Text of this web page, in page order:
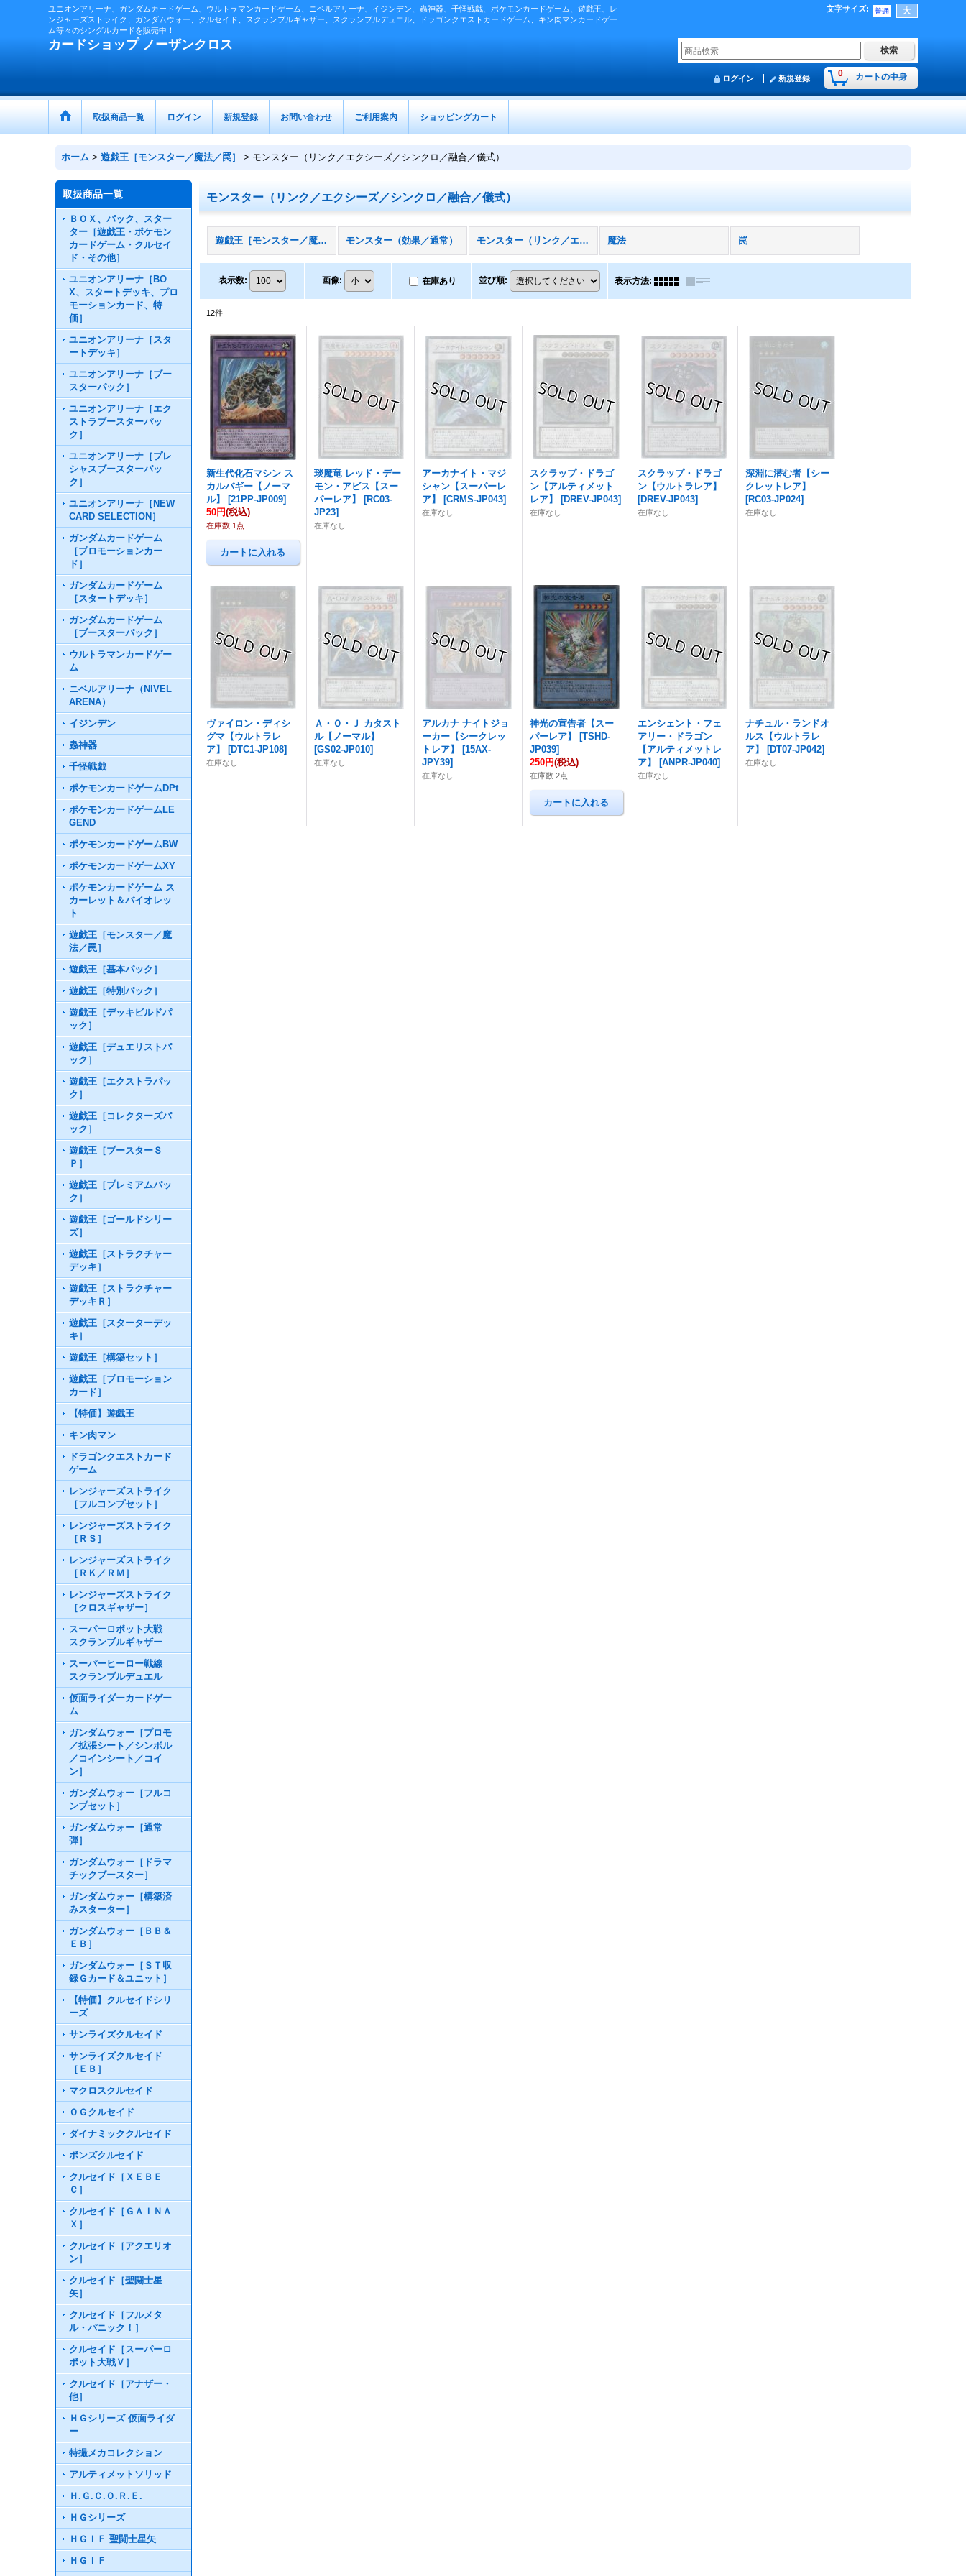
ユニオンアリーナ、ガンダムカードゲーム、ウルトラマンカードゲーム、ニベルアリーナ、イジンデン、蟲神器、千怪戦戯、ポケモンカードゲーム、遊戯王、レ
ンジャーズストライク、ガンダムウォー、クルセイド、スクランブルギャザー、スクランブルデュエル、ドラゴンクエストカードゲーム、キン肉マンカードゲー
ム等々のシングルカードを販売中！
文字サイズ:
カードショップ ノーザンクロス
0 カートの中身
ログイン 新規登録
取扱商品一覧 ログイン 新規登録 お問い合わせ ご利用案内 ショッピングカート
ホーム > 遊戯王［モンスター／魔法／罠］ > モンスター（リンク／エクシーズ／シンクロ／融合／儀式）
取扱商品一覧
ＢＯＸ、パック、スター
ター［遊戯王・ポケモン
カードゲーム・クルセイ
ド・その他］
ユニオンアリーナ［BO
X、スタートデッキ、プロ
モーションカード、特
価］
ユニオンアリーナ［スタ
ートデッキ］
ユニオンアリーナ［ブー
スターパック］
ユニオンアリーナ［エク
ストラブースターパッ
ク］
ユニオンアリーナ［プレ
シャスブースターパッ
ク］
ユニオンアリーナ［NEW
CARD SELECTION］
ガンダムカードゲーム
［プロモーションカー
ド］
ガンダムカードゲーム
［スタートデッキ］
ガンダムカードゲーム
［ブースターパック］
ウルトラマンカードゲー
ム
ニベルアリーナ（NIVEL
ARENA）
イジンデン
蟲神器
千怪戦戯
ポケモンカードゲームDPt
ポケモンカードゲームLE
GEND
ポケモンカードゲームBW
ポケモンカードゲームXY
ポケモンカードゲーム ス
カーレット＆バイオレッ
ト
遊戯王［モンスター／魔
法／罠］
遊戯王［基本パック］
遊戯王［特別パック］
遊戯王［デッキビルドパ
ック］
遊戯王［デュエリストパ
ック］
遊戯王［エクストラパッ
ク］
遊戯王［コレクターズパ
ック］
遊戯王［ブースターＳ
Ｐ］
遊戯王［プレミアムパッ
ク］
遊戯王［ゴールドシリー
ズ］
遊戯王［ストラクチャー
デッキ］
遊戯王［ストラクチャー
デッキＲ］
遊戯王［スターターデッ
キ］
遊戯王［構築セット］
遊戯王［プロモーション
カード］
【特価】遊戯王
キン肉マン
ドラゴンクエストカード
ゲーム
レンジャーズストライク
［フルコンプセット］
レンジャーズストライク
［ＲＳ］
レンジャーズストライク
［ＲＫ／ＲＭ］
レンジャーズストライク
［クロスギャザー］
スーパーロボット大戦
スクランブルギャザー
スーパーヒーロー戦線
スクランブルデュエル
仮面ライダーカードゲー
ム
ガンダムウォー［プロモ
／拡張シート／シンボル
／コインシート／コイ
ン］
ガンダムウォー［フルコ
ンプセット］
ガンダムウォー［通常
弾］
ガンダムウォー［ドラマ
チックブースター］
ガンダムウォー［構築済
みスターター］
ガンダムウォー［ＢＢ＆
ＥＢ］
ガンダムウォー［ＳＴ収
録Ｇカード＆ユニット］
【特価】クルセイドシリ
ーズ
サンライズクルセイド
サンライズクルセイド
［ＥＢ］
マクロスクルセイド
ＯＧクルセイド
ダイナミッククルセイド
ボンズクルセイド
クルセイド［ＸＥＢＥ
Ｃ］
クルセイド［ＧＡＩＮＡ
Ｘ］
クルセイド［アクエリオ
ン］
クルセイド［聖闘士星
矢］
クルセイド［フルメタ
ル・パニック！］
クルセイド［スーパーロ
ボット大戦Ｖ］
クルセイド［アナザー・
他］
ＨＧシリーズ 仮面ライダ
ー
特撮メカコレクション
アルティメットソリッド
Ｈ.Ｇ.Ｃ.Ｏ.Ｒ.Ｅ.
ＨＧシリーズ
ＨＧＩＦ 聖闘士星矢
ＨＧＩＦ
モンスター（リンク／エクシーズ／シンクロ／融合／儀式）
遊戯王［モンスター／魔法／罠］ (全商品) モンスター（効果／通常） モンスター（リンク／エクシーズ／シンクロ／融合／儀式） 魔法 罠
表示数: 画像: 在庫あり 並び順: 表示方法:
12件
新生代化石マシン ス
カルバギー【ノーマ
ル】
[21PP-JP009]
50円(税込)
在庫数 1点
琰魔竜 レッド・デー
モン・アビス【スー
パーレア】
[RC03-
JP23]
在庫なし
アーカナイト・マジ
シャン【スーパーレ
ア】
[CRMS-JP043]
在庫なし
スクラップ・ドラゴ
ン【アルティメット
レア】
[DREV-JP043]
在庫なし
スクラップ・ドラゴ
ン【ウルトラレア】
[DREV-JP043]
在庫なし
深淵に潜む者【シー
クレットレア】
[RC03-JP024]
在庫なし
ヴァイロン・ディシ
グマ【ウルトラレ
ア】
[DTC1-JP108]
在庫なし
Ａ・Ｏ・Ｊ カタスト
ル【ノーマル】
[GS02-JP010]
在庫なし
アルカナ ナイトジョ
ーカー【シークレッ
トレア】
[15AX-
JPY39]
在庫なし
神光の宣告者【スー
パーレア】
[TSHD-
JP039]
250円(税込)
在庫数 2点
エンシェント・フェ
アリー・ドラゴン
【アルティメットレ
ア】
[ANPR-JP040]
在庫なし
ナチュル・ランドオ
ルス【ウルトラレ
ア】
[DT07-JP042]
在庫なし